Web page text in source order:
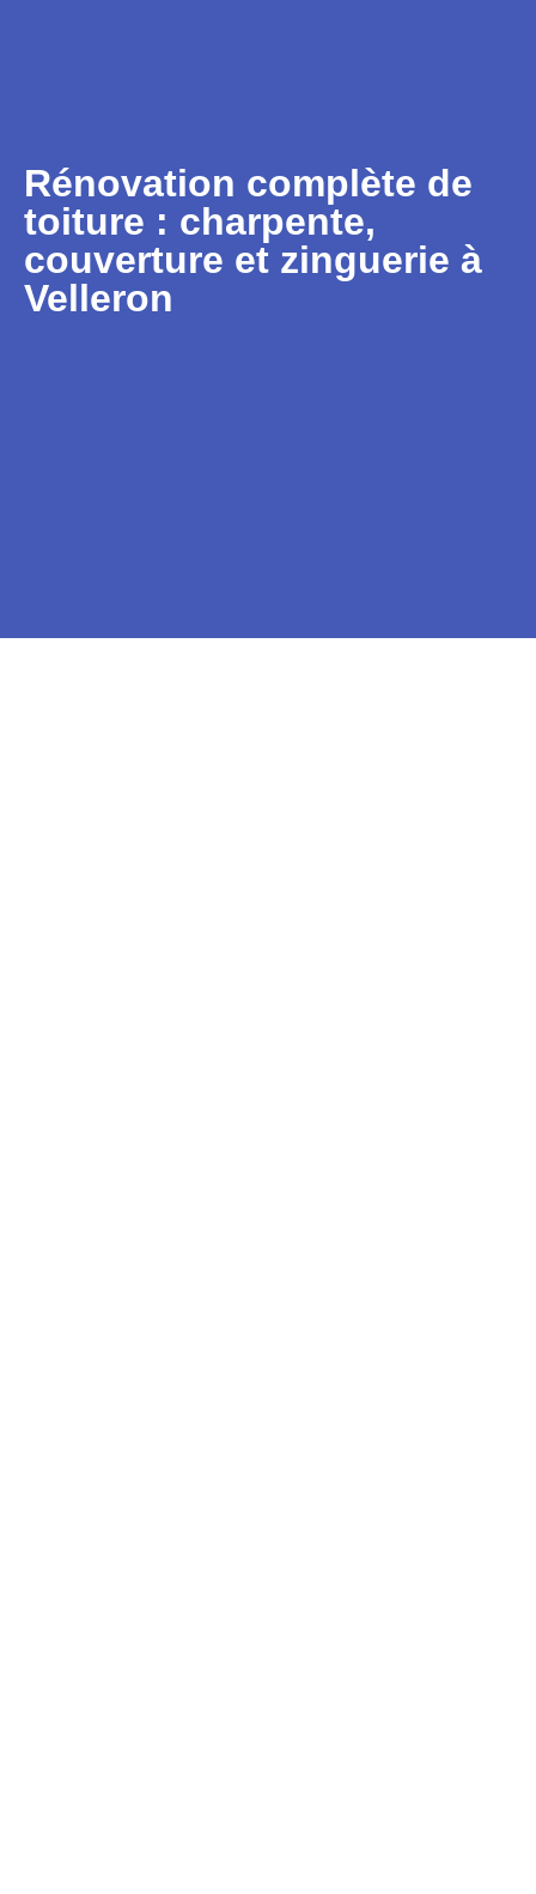
Rénovation complète de
toiture : charpente,
couverture et zinguerie à
Velleron